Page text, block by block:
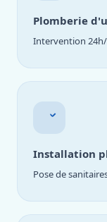
Plomberie
Intervention
Installation
Pose de